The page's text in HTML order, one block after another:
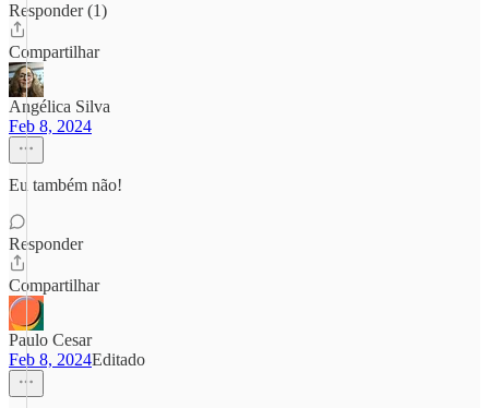
Responder (1)
Compartilhar
Angélica Silva
Feb 8, 2024
Eu também não!
Responder
Compartilhar
Paulo Cesar
Feb 8, 2024Editado